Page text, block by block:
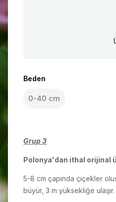
Beden
0-40 cm
Grup 3
Polonya'dan ithal orijinal
5-8 cm çapında çiçekler
büyür, 3 m yüksekliğe